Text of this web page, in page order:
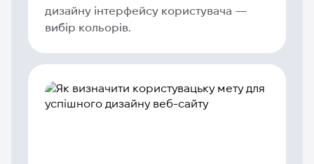
дизайну інтерфейсу користувача —
вибір кольорів.